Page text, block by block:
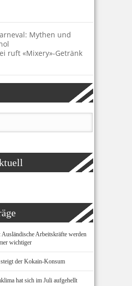
Mythen und
ruft «Mixery»-Getränk
Ausländische Arbeitskräfte werden
wichtiger
der Kokain-Konsum
hat sich im Juli aufgehellt